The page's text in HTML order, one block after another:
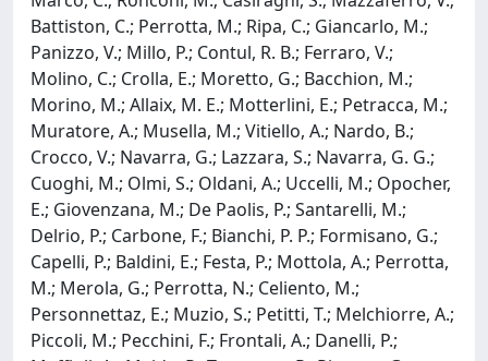
Battiston, C.; Perrotta, M.; Ripa, C.; Giancarlo, M.;
Panizzo, V.; Millo, P.; Contul, R. B.; Ferraro, V.;
Molino, C.; Crolla, E.; Moretto, G.; Bacchion, M.;
Morino, M.; Allaix, M. E.; Motterlini, E.; Petracca, M.;
Muratore, A.; Musella, M.; Vitiello, A.; Nardo, B.;
Crocco, V.; Navarra, G.; Lazzara, S.; Navarra, G. G.;
Cuoghi, M.; Olmi, S.; Oldani, A.; Uccelli, M.; Opocher,
E.; Giovenzana, M.; De Paolis, P.; Santarelli, M.;
Delrio, P.; Carbone, F.; Bianchi, P. P.; Formisano, G.;
Capelli, P.; Baldini, E.; Festa, P.; Mottola, A.; Perrotta,
M.; Merola, G.; Perrotta, N.; Celiento, M.;
Personnettaz, E.; Muzio, S.; Petitti, T.; Melchiorre, A.;
Piccoli, M.; Pecchini, F.; Frontali, A.; Danelli, P.;